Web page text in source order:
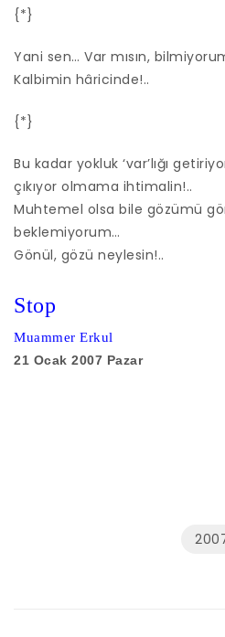
{*}
Yani sen… Var mısın,
Kalbimin hâricinde!..
{*}
Bu kadar yokluk ‘var’lığı
çıkıyor olmama ihtimalin!..
Muhtemel olsa bile gözümü
beklemiyorum…
Gönül, gözü neylesin!..
Stop
Muammer Erkul
21 Ocak 2007 Pazar